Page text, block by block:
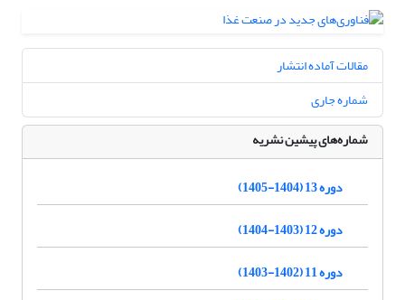
مقالات آماده انتشار
شماره جاری
شماره‌های پیشین نشریه
دوره 13 (1404-1405)
دوره 12 (1403-1404)
دوره 11 (1402-1403)